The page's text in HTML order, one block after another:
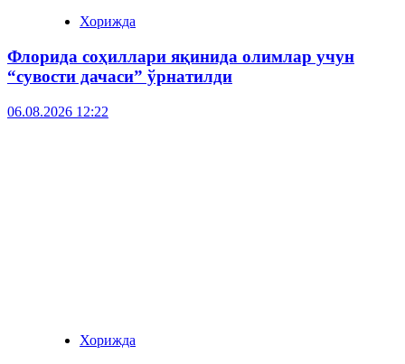
Хорижда
Флорида соҳиллари яқинида олимлар учун
“сувости дачаси” ўрнатилди
06.08.2026 12:22
Хорижда